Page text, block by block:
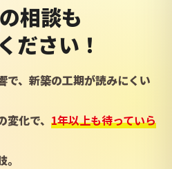
相談も
ださい！
で、新築の工期が読みにくい
化で、 1年以上も待っていら